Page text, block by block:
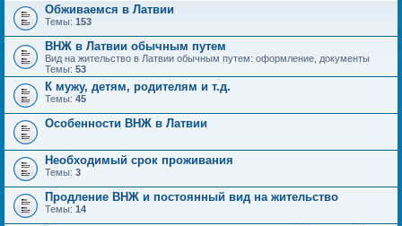
Обживаемся в Латвии
Темы: 153
ВНЖ в Латвии обычным путем
Вид на жительство в Латвии обычным путем: оформление, документы
Темы: 53
К мужу, детям, родителям и т.д.
Темы: 45
Особенности ВНЖ в Латвии
Необходимый срок проживания
Темы: 3
Продление ВНЖ и постоянный вид на жительство
Темы: 14